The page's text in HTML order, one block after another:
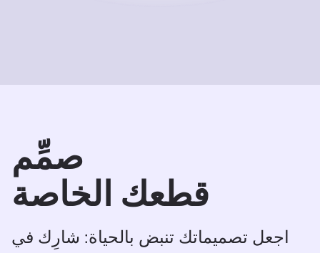
صمِّم
قطعك الخاصة
اجعل تصميماتك تنبض بالحياة: شارِك في